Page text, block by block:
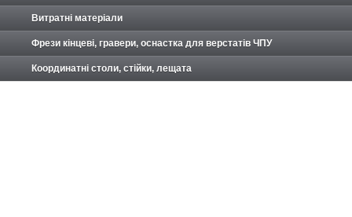
Витратні матеріали
Фрези кінцеві, гравери, оснастка для верстатів ЧПУ
Координатні столи, стійки, лещата